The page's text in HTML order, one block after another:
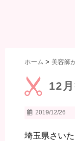
ホーム > 美容師
12
2019/12/26
埼玉県さい